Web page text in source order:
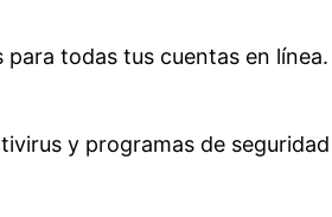
todas tus cuentas en
y programas de